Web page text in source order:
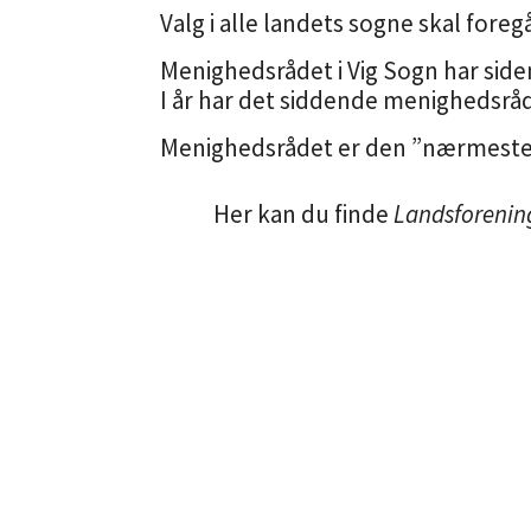
Valg i alle landets sogne skal
Menighedsrådet i Vig Sogn har
I år har det siddende
Menighedsrådet er den
Her kan du finde